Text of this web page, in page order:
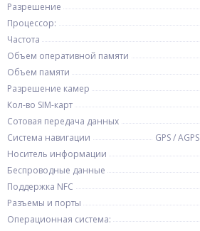
Разрешение
Процессор:
Частота
Объем оперативной памяти
Объем памяти
Разрешение камер
Кол-во SIM-карт
Сотовая передача данных
Система навигации
GPS /
Носитель информации
Беспроводные данные
Поддержка NFC
Разъемы и порты
Операционная система: